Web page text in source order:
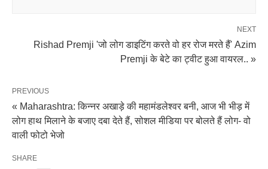
NEXT
Rishad Premji 'जो लोग डाइटिंग करते वो हर रोज मरते हैं' Azim
Premji के बेटे का ट्वीट हुआ वायरल.. »
PREVIOUS
« Maharashtra: किन्नर अखाड़े की महामंडलेश्वर बनी, आज भी भीड़ में
लोग हाथ मिलाने के बजाए दबा देते हैं, सोशल मीडिया पर बोलते हैं लोग- वो
वाली फोटो भेजो
SHARE